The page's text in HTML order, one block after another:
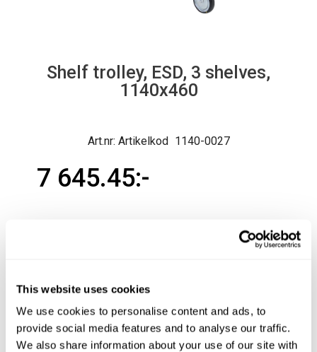
This website uses cookies
We use cookies to personalise content and ads, to
provide social media features and to analyse our traffic.
We also share information about your use of our site with
Shelf trolley, ESD, 3 shelves,
1140x460
Artikelkod 1140-0027
7 645.45
Produktfråga Köp